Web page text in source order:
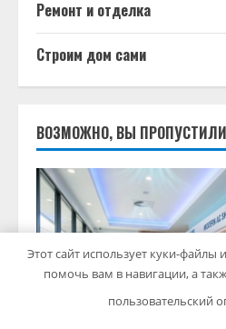
Ремонт и отделка
Строим дом сами
ВОЗМОЖНО, ВЫ ПРОПУСТИЛИ
Этот сайт использует куки-файлы
помочь вам в навигации, а
пользовательский